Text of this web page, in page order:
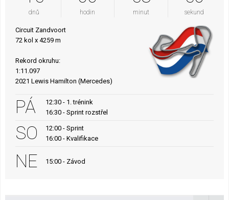
dnů hodin minut sekund
Circuit Zandvoort
72 kol x 4259 m
Rekord okruhu:
1:11.097
2021 Lewis Hamilton (Mercedes)
PÁ
12:30 - 1. trénink
16:30 - Sprint rozstřel
SO
12:00 - Sprint
16:00 - Kvalifikace
NE 15:00 - Závod